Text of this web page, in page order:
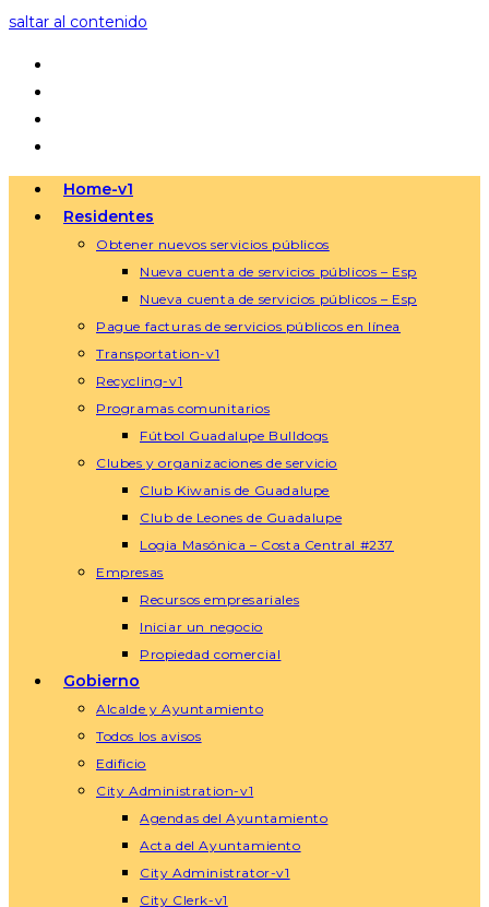
saltar al contenido
Home-v1
Residentes
Obtener nuevos servicios públicos
Nueva cuenta de servicios públicos – Esp
Nueva cuenta de servicios públicos – Esp
Pague facturas de servicios públicos en línea
Transportation-v1
Recycling-v1
Programas comunitarios
Fútbol Guadalupe Bulldogs
Clubes y organizaciones de servicio
Club Kiwanis de Guadalupe
Club de Leones de Guadalupe
Logia Masónica – Costa Central #237
Empresas
Recursos empresariales
Iniciar un negocio
Propiedad comercial
Gobierno
Alcalde y Ayuntamiento
Todos los avisos
Edificio
City Administration-v1
Agendas del Ayuntamiento
Acta del Ayuntamiento
City Administrator-v1
City Clerk-v1